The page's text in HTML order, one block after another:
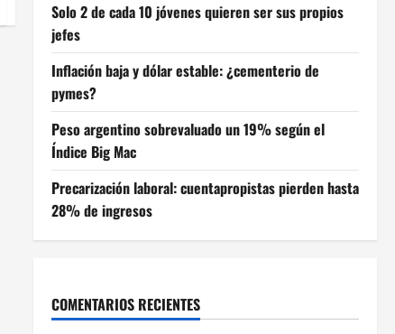
Solo 2 de cada 10 jóvenes quieren ser sus propios
jefes
Inflación baja y dólar estable: ¿cementerio de
pymes?
Peso argentino sobrevaluado un 19% según el
Índice Big Mac
Precarización laboral: cuentapropistas pierden hasta
28% de ingresos
COMENTARIOS RECIENTES